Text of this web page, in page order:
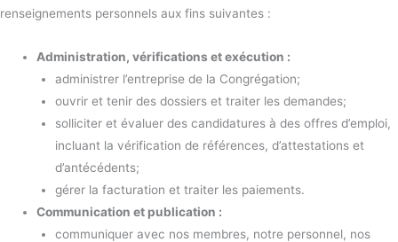
renseignements personnels aux fins suivantes :
Administration, vérifications et exécution :
administrer l’entreprise de la Congrégation;
ouvrir et tenir des dossiers et traiter les demandes;
solliciter et évaluer des candidatures à des offres d’emploi,
incluant la vérification de références, d’attestations et
d’antécédents;
gérer la facturation et traiter les paiements.
Communication et publication :
communiquer avec nos membres, notre personnel, nos